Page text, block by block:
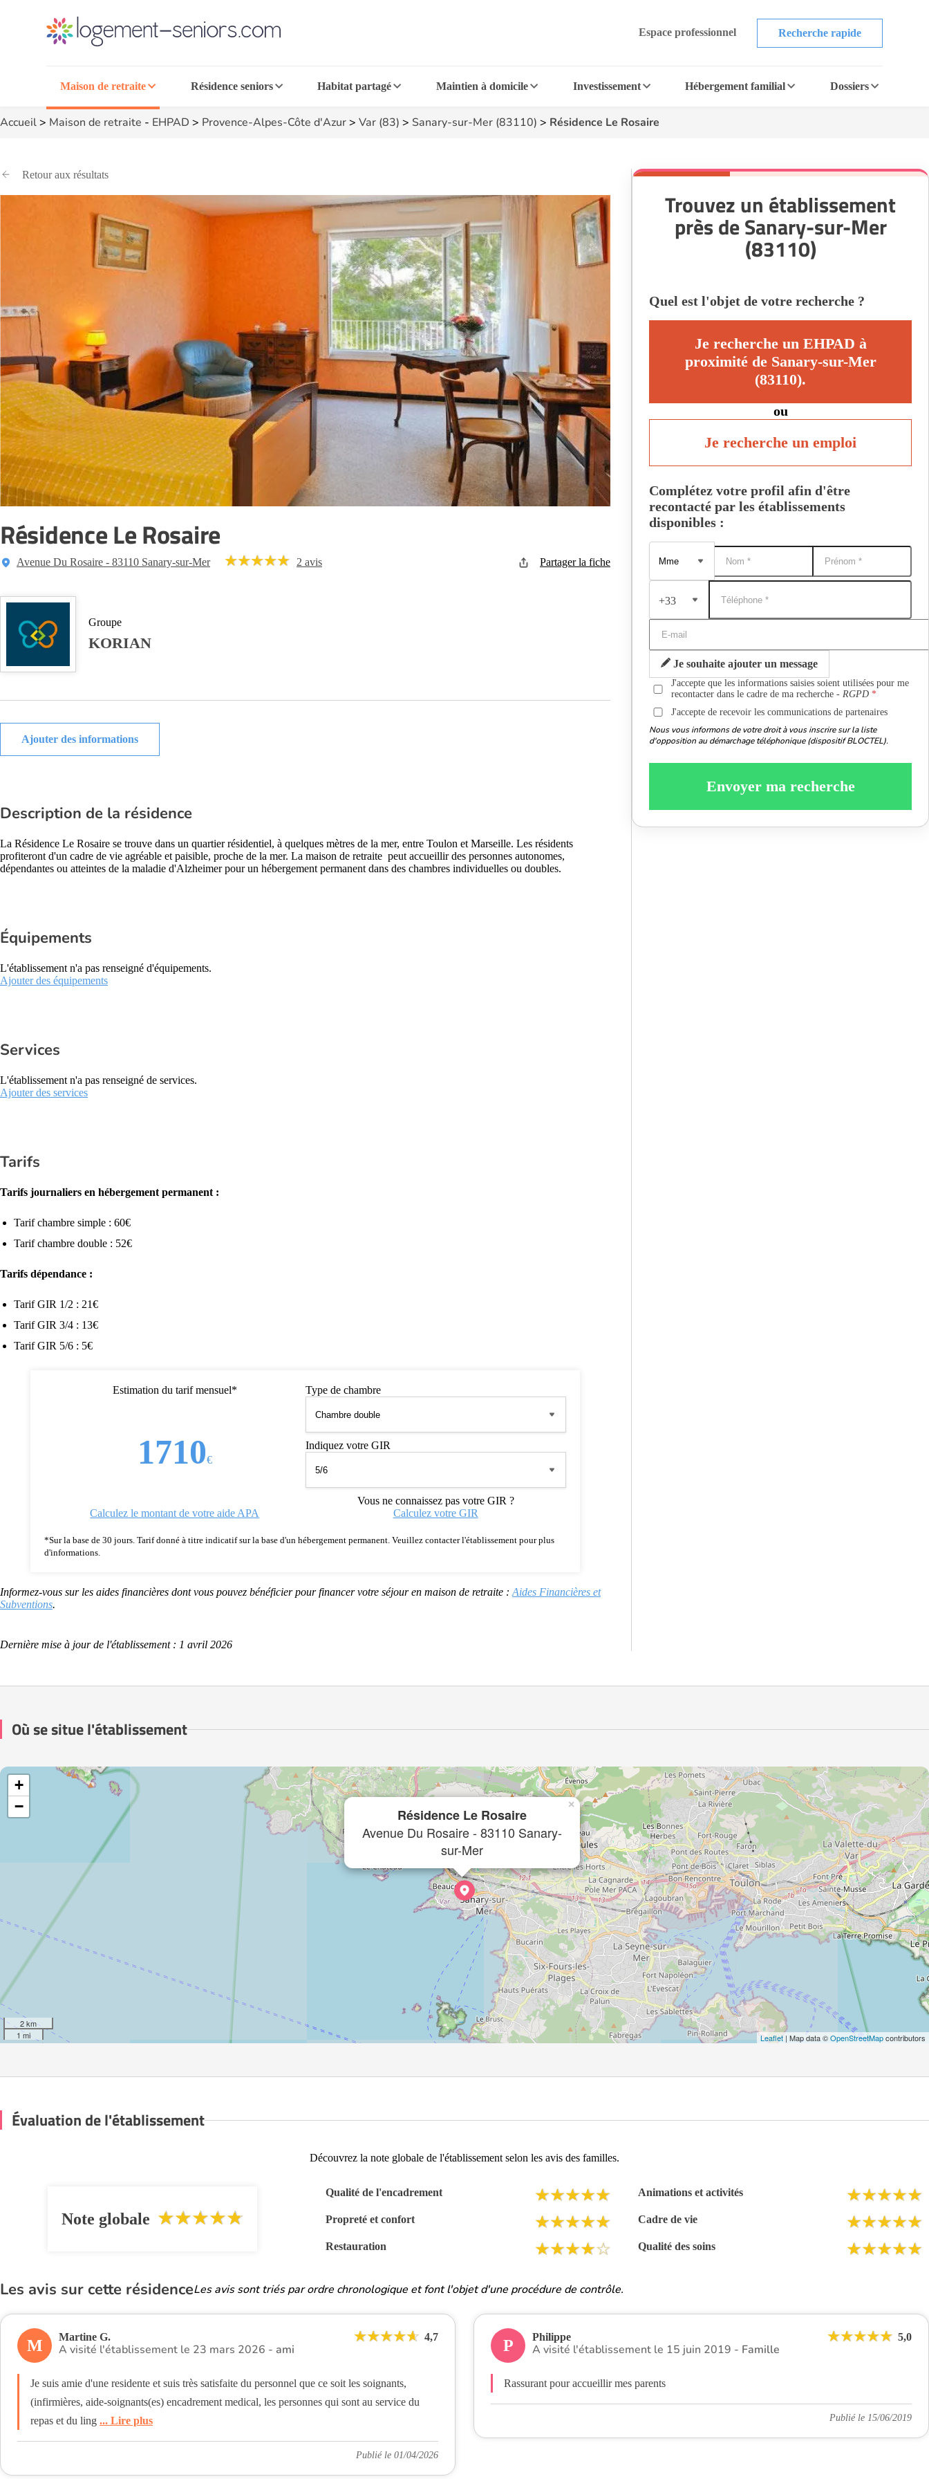
Espace professionnel Recherche rapide
Maison de retraite Résidence seniors Habitat partagé Maintien à domicile Investissement Hébergement familial Dossiers
Accueil> Maison de retraite - EHPAD > Provence-Alpes-Côte d'Azur> Var (83) > Sanary-sur-Mer (83110) > Résidence Le Rosaire
Retour aux résultats
Résidence Le Rosaire
Avenue Du Rosaire - 83110 Sanary-sur-Mer 2 avis Partager la fiche
Groupe
KORIAN
Ajouter des informations
Description de la résidence
La Résidence Le Rosaire se trouve dans un quartier résidentiel, à quelques mètres de la mer, entre Toulon et Marseille. Les résidents
profiteront d'un cadre de vie agréable et paisible, proche de la mer. La maison de retraite peut accueillir des personnes autonomes,
dépendantes ou atteintes de la maladie d'Alzheimer pour un hébergement permanent dans des chambres individuelles ou doubles.
Équipements
L'établissement n'a pas renseigné d'équipements.
Ajouter des équipements
Services
L'établissement n'a pas renseigné de services.
Ajouter des services
Tarifs
Tarifs journaliers en hébergement permanent :
Tarif chambre simple : 60€
Tarif chambre double : 52€
Tarifs dépendance :
Tarif GIR 1/2 : 21€
Tarif GIR 3/4 : 13€
Tarif GIR 5/6 : 5€
Estimation du tarif mensuel*
1710€
Calculez le montant de votre aide APA
Type de chambre
Indiquez votre GIR
Vous ne connaissez pas votre GIR ?
Calculez votre GIR
*Sur la base de 30 jours. Tarif donné à titre indicatif sur la base d'un hébergement permanent. Veuillez contacter l'établissement pour plus
d'informations.
Informez-vous sur les aides financières dont vous pouvez bénéficier pour financer votre séjour en maison de retraite : Aides Financières et
Subventions.
Dernière mise à jour de l'établissement : 1 avril 2026
Trouvez un établissement
près de Sanary-sur-Mer
(83110)
Quel est l'objet de votre recherche ?
Je recherche un EHPAD à
proximité de Sanary-sur-Mer
(83110).
ou
Je recherche un emploi
Complétez votre profil afin d'être
recontacté par les établissements
disponibles :
+33
Je souhaite ajouter un message
J'accepte que les informations saisies soient utilisées pour me
recontacter dans le cadre de ma recherche -RGPD
J'accepte de recevoir les communications de partenaires
Nous vous informons de votre droit à vous inscrire sur la liste
d'opposition au démarchage téléphonique (dispositif BLOCTEL).
Envoyer ma recherche
Où se situe l'établissement
Résidence Le Rosaire
Avenue Du Rosaire - 83110 Sanary-
sur-Mer
×
+
−
2 km
1 mi
Leaflet | Map data ©OpenStreetMapcontributors
Évaluation de l'établissement
Découvrez la note globale de l'établissement selon les avis des familles.
Note globale
Qualité de l'encadrement Animations et activités
Propreté et confort Cadre de vie
Restauration Qualité des soins
Les avis sur cette résidenceLes avis sont triés par ordre chronologique et font l'objet d'une procédure de contrôle.
M Martine G. 4,7
A visité l'établissement le 23 mars 2026 - ami
Je suis amie d'une residente et suis très satisfaite du personnel que ce soit les soignants,
(infirmières, aide-soignants(es) encadrement medical, les personnes qui sont au service du
repas et du ling ... Lire plus
Publié le 01/04/2026
P Philippe 5,0
A visité l'établissement le 15 juin 2019 - Famille
Rassurant pour accueillir mes parents
Publié le 15/06/2019